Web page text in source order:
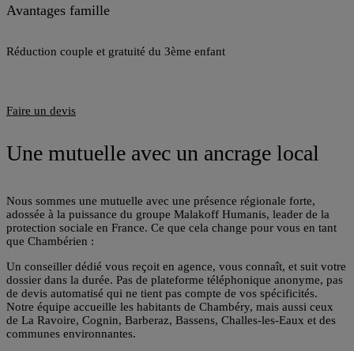
Avantages famille
Réduction couple et gratuité du 3ème enfant
Faire un devis
Une mutuelle avec un ancrage local
Nous sommes une mutuelle avec une présence régionale forte,
adossée à la puissance du groupe Malakoff Humanis, leader de la
protection sociale en France. Ce que cela change pour vous en tant
que Chambérien :
Un conseiller dédié vous reçoit en agence, vous connaît, et suit votre
dossier dans la durée. Pas de plateforme téléphonique anonyme, pas
de devis automatisé qui ne tient pas compte de vos spécificités.
Notre équipe accueille les habitants de Chambéry, mais aussi ceux
de La Ravoire, Cognin, Barberaz, Bassens, Challes-les-Eaux et des
communes environnantes.